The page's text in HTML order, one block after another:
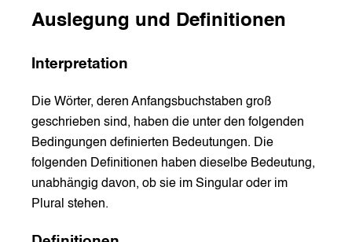
Auslegung und Definitionen
Interpretation
Die Wörter, deren Anfangsbuchstaben groß
geschrieben sind, haben die unter den folgenden
Bedingungen definierten Bedeutungen. Die
folgenden Definitionen haben dieselbe Bedeutung,
unabhängig davon, ob sie im Singular oder im
Plural stehen.